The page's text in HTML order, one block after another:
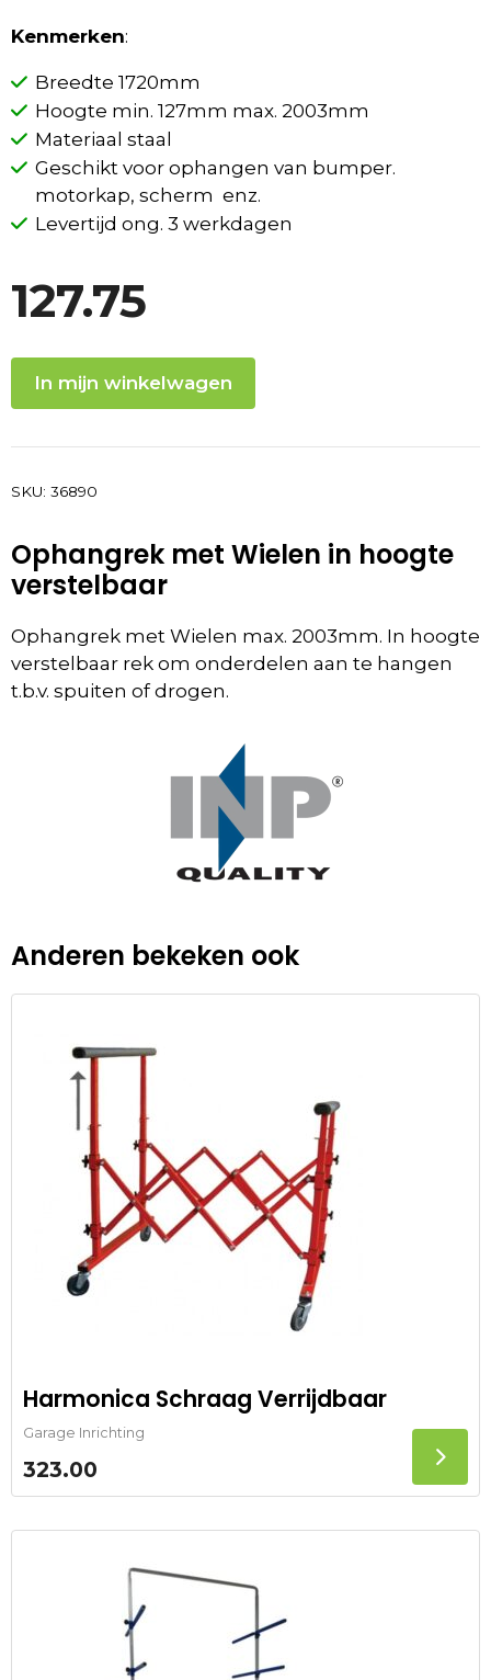
Kenmerken:
Breedte 1720mm
Hoogte min. 127mm max. 2003mm
Materiaal staal
Geschikt voor ophangen van bumper.
motorkap, scherm enz.
Levertijd ong. 3 werkdagen
127.75
In mijn winkelwagen
SKU: 36890
Ophangrek met Wielen in hoogte
verstelbaar
Ophangrek met Wielen max. 2003mm. In hoogte
verstelbaar rek om onderdelen aan te hangen
t.b.v. spuiten of drogen.
Anderen bekeken ook
Harmonica Schraag Verrijdbaar
Garage Inrichting
323.00